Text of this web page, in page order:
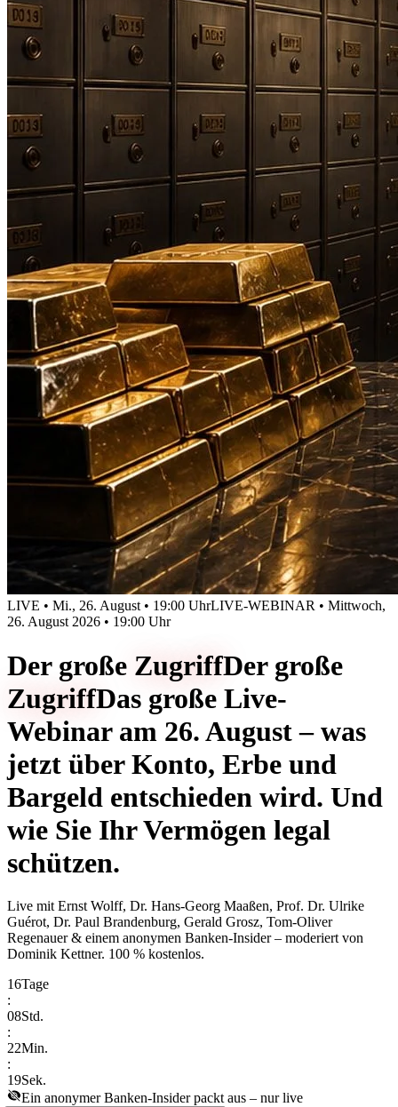
LIVE • Mi., 26. August • 19:00 UhrLIVE-WEBINAR • Mittwoch,
26. August 2026 • 19:00 Uhr
Der große ZugriffDer große
ZugriffDas große Live-
Webinar am 26. August – was
jetzt über Konto, Erbe und
Bargeld entschieden wird. Und
wie Sie Ihr Vermögen legal
schützen.
Live mit Ernst Wolff, Dr. Hans-Georg Maaßen, Prof. Dr. Ulrike
Guérot, Dr. Paul Brandenburg, Gerald Grosz, Tom-Oliver
Regenauer & einem anonymen Banken-Insider– moderiert von
Dominik Kettner. 100 % kostenlos.
16Tage
:
08Std.
:
22Min.
:
19Sek.
Ein anonymer Banken-Insider packt aus – nur live